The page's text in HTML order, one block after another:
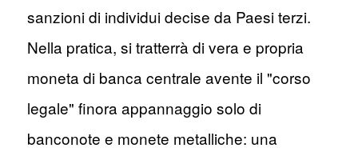
sanzioni di individui decise da Paesi terzi.
Nella pratica, si tratterrà di vera e propria
moneta di banca centrale avente il "corso
legale" finora appannaggio solo di
banconote e monete metalliche: una